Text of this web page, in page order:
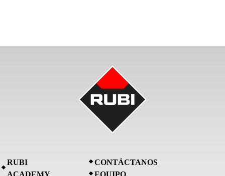
RUBI
ACADEMY
CONTÁCTANOS
EQUIPO